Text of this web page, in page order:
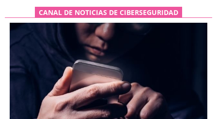
CANAL DE NOTICIAS DE CIBERSEGURIDAD